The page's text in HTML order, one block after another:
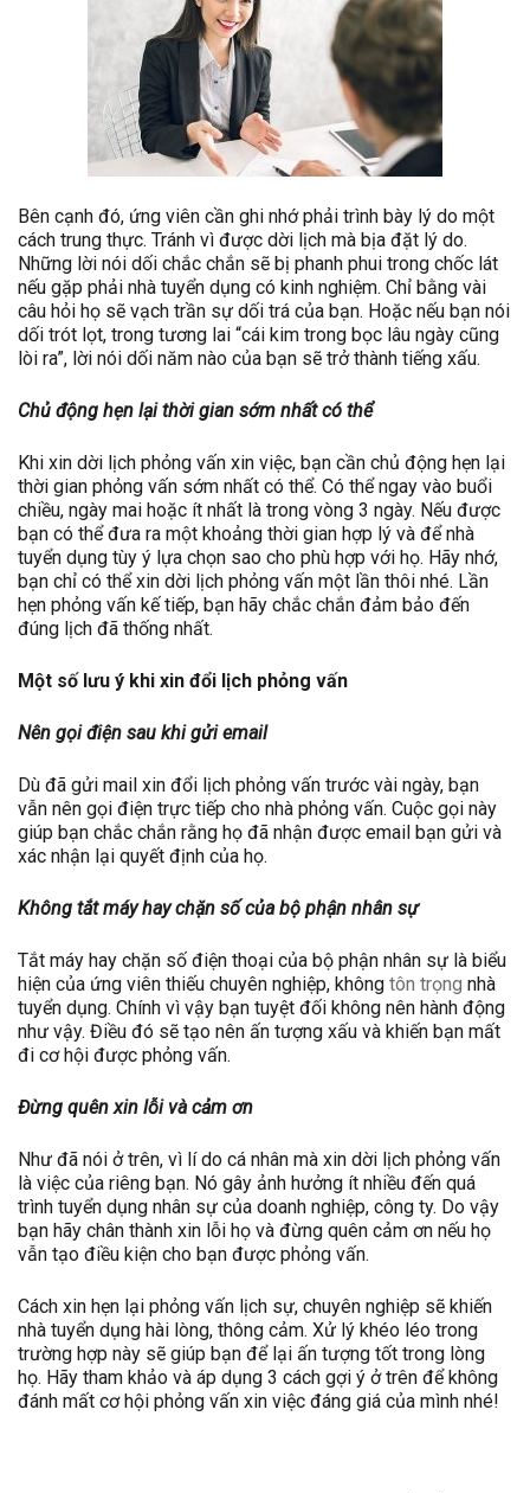
Bên cạnh đó, ứng viên cần ghi nhớ phải trình bày lý do một
cách trung thực. Tránh vì được dời lịch mà bịa đặt lý do.
Những lời nói dối chắc chắn sẽ bị phanh phui trong chốc lát
nếu gặp phải nhà tuyển dụng có kinh nghiệm. Chỉ bằng vài
câu hỏi họ sẽ vạch trần sự dối trá của bạn. Hoặc nếu bạn nói
dối trót lọt, trong tương lai “cái kim trong bọc lâu ngày cũng
lòi ra”, lời nói dối năm nào của bạn sẽ trở thành tiếng xấu.
Chủ động hẹn lại thời gian sớm nhất có thể
Khi xin dời lịch phỏng vấn xin việc, bạn cần chủ động hẹn lại
thời gian phỏng vấn sớm nhất có thể. Có thể ngay vào buổi
chiều, ngày mai hoặc ít nhất là trong vòng 3 ngày. Nếu được
bạn có thể đưa ra một khoảng thời gian hợp lý và để nhà
tuyển dụng tùy ý lựa chọn sao cho phù hợp với họ. Hãy nhớ,
bạn chỉ có thể xin dời lịch phỏng vấn một lần thôi nhé. Lần
hẹn phỏng vấn kế tiếp, bạn hãy chắc chắn đảm bảo đến
đúng lịch đã thống nhất.
Một số lưu ý khi xin đổi lịch phỏng vấn
Nên gọi điện sau khi gửi email
Dù đã gửi mail xin đổi lịch phỏng vấn trước vài ngày, bạn
vẫn nên gọi điện trực tiếp cho nhà phỏng vấn. Cuộc gọi này
giúp bạn chắc chắn rằng họ đã nhận được email bạn gửi và
xác nhận lại quyết định của họ.
Không tắt máy hay chặn số của bộ phận nhân sự
Tắt máy hay chặn số điện thoại của bộ phận nhân sự là biểu
hiện của ứng viên thiếu chuyên nghiệp, không tôn trọng nhà
tuyển dụng. Chính vì vậy bạn tuyệt đối không nên hành động
như vậy. Điều đó sẽ tạo nên ấn tượng xấu và khiến bạn mất
đi cơ hội được phỏng vấn.
Đừng quên xin lỗi và cảm ơn
Như đã nói ở trên, vì lí do cá nhân mà xin dời lịch phỏng vấn
là việc của riêng bạn. Nó gây ảnh hưởng ít nhiều đến quá
trình tuyển dụng nhân sự của doanh nghiệp, công ty. Do vậy
bạn hãy chân thành xin lỗi họ và đừng quên cảm ơn nếu họ
vẫn tạo điều kiện cho bạn được phỏng vấn.
Cách xin hẹn lại phỏng vấn lịch sự, chuyên nghiệp sẽ khiến
nhà tuyển dụng hài lòng, thông cảm. Xử lý khéo léo trong
trường hợp này sẽ giúp bạn để lại ấn tượng tốt trong lòng
họ. Hãy tham khảo và áp dụng 3 cách gợi ý ở trên để không
đánh mất cơ hội phỏng vấn xin việc đáng giá của mình nhé!